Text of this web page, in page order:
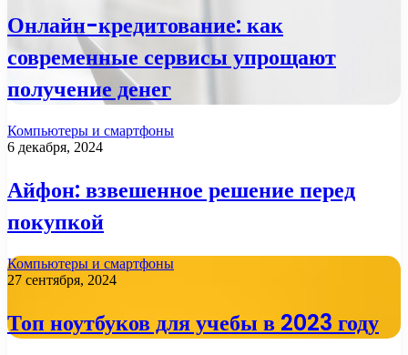
Онлайн-кредитование: как
современные сервисы упрощают
получение денег
Компьютеры и смартфоны
6 декабря, 2024
Айфон: взвешенное решение перед
покупкой
Компьютеры и смартфоны
27 сентября, 2024
Топ ноутбуков для учебы в 2023 году